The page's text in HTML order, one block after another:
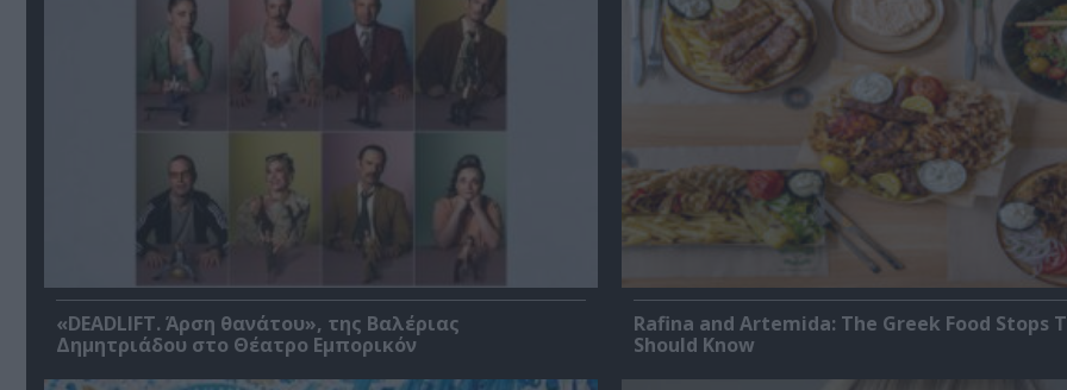
«DEADLIFT. Άρση θανάτου», της Βαλέριας
Δημητριάδου στο Θέατρο Εμπορικόν
Rafina and Artemida: The Greek Food Stops
Should Know